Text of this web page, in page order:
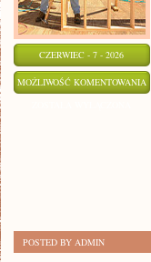
CZERWIEC - 7 - 2026
MOŻLIWOŚĆ KOMENTOWANIA
POSTED BY ADMIN